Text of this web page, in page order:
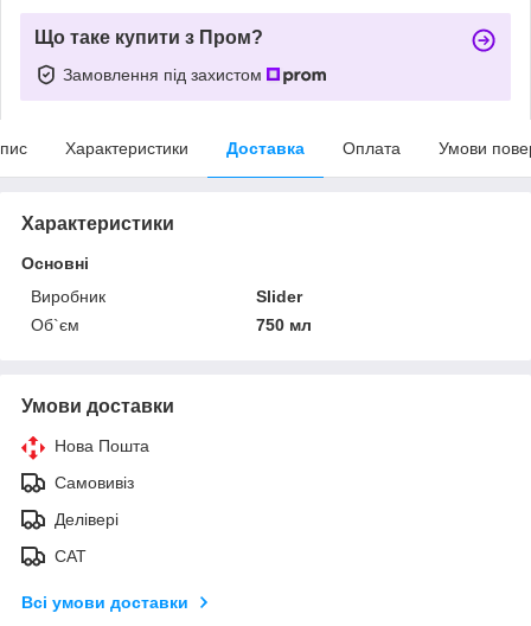
Що таке купити з Пром?
Замовлення під захистом
Характеристики Доставка Оплата Умови
Характеристики
Основні
Виробник
Slider
Об`єм
750 мл
Умови доставки
Нова Пошта
Самовивіз
Делівері
САТ
Всі умови доставки